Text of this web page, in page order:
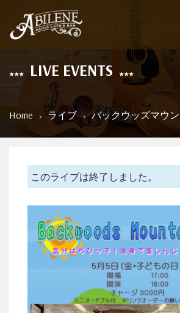
LIVE EVENTS
Home ライブ バックウッズマウ
このライブは終了しました。